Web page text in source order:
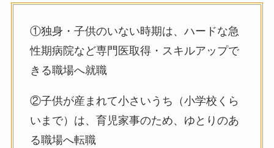
①独身・子供のいない時期は、ハードな急
性期病院など専門医取得・スキルアップで
きる職場へ就職
②子供が産まれて小さいうち（小学校くら
いまで）は、育児家事のため、ゆとりのあ
る職場へ転職